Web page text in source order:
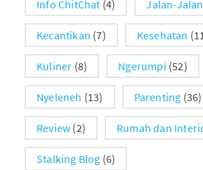
Info ChitChat (4) Jalan-
Kecantikan (7) Kesehatan
Kuliner (8) Ngerumpi (52)
Nyeleneh (13) Parenting (36)
Review (2) Rumah dan
Stalking Blog (6)